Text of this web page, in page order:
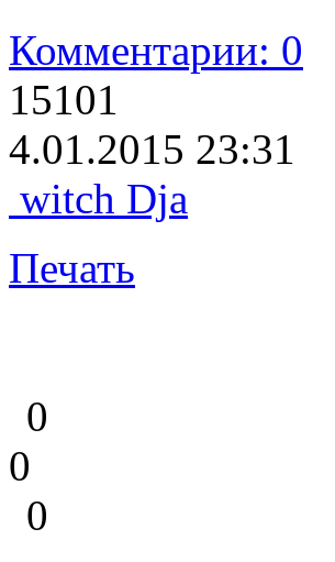
Комментарии: 0
15101
4.01.2015 23:31
witch Dja
Печать
0
0
0